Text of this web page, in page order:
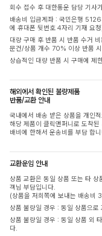
회수 접수 후 대한통운 담당 기사
배송비 입금계좌 : 국민은행
에 휴대폰 뒷번호 4자리 기재 요
대량 구매 후 반품 시 반품 수거
문건/상품 개수 70% 이상 반품
상습적인 대량 반품 시 구매에 제
해외에서 확인된 불량제품
반품/교환 안내
국내에서 배송 받은 상품을 개인
해당 제품이 클릭앤퍼니로 도착
배비에 한해서 운송비를 부담 합
교환운임 안내
상품 교환은 동일 상품 또는 타
객님 부담입니다.
(상품을 저희쪽에 보내는 배송
상품 불량일 경우 : 동일 상품으
상품 불량일 경우 : 동일 상품 외
다.